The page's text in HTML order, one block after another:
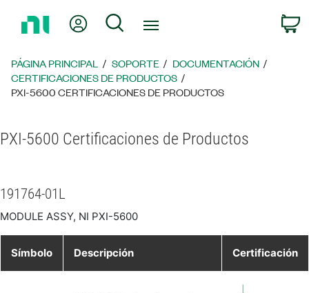
página
principal
Mi cuentaBúsqueda
PÁGINA PRINCIPAL SOPORTE
DOCUMENTACIÓN
CERTIFICACIONES DE PRODUCTOS
PXI-5600 CERTIFICACIONES DE PRODUCTOS
PXI-5600 Certificaciones de Productos
191764-01L
MODULE ASSY, NI PXI-5600
Símbolo Descripción Certificación